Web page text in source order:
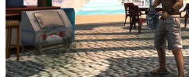
iPhone 12
iPhone 12 Pro
iPhone 12 Pro Max